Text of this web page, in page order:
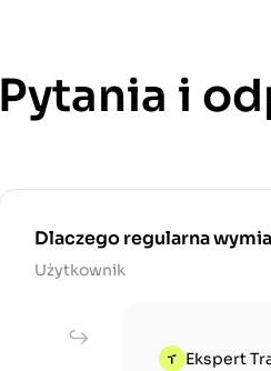
Pytania i
Dlaczego regularna
Użytkownik
Ekspert